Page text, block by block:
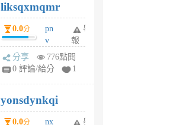
6
個
月
前
liksqxmqmr
0.0分
pn
v
wt
sv
6
個
月
舉
報
分享
776點閱
0 評論/給分
1
yonsdynkqi
0.0分
nx
舉